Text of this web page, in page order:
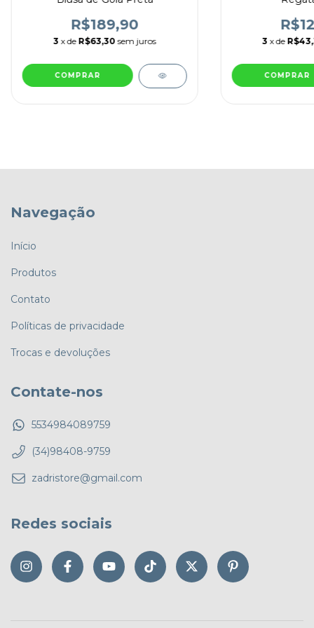
R$189,90
3 x de R$63,30 sem juros
COMPRAR
3 x de
COMPRAR
Navegação
Início
Produtos
Contato
Políticas de privacidade
Trocas e devoluções
Contate-nos
5534984089759
(34)98408-9759
zadristore@gmail.com
Redes sociais